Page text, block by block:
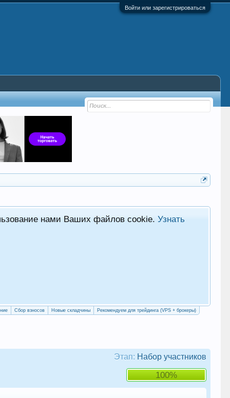
Войти или зарегистрироваться
нами Ваших файлов cookie.Узнать
Сбор взносов Новые складчины Рекомендуем для трейдинга (VPS + брокеры)
Этап: Набор участников
100%